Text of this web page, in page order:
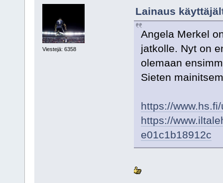
Viestejä: 6358
Lainaus
Angela Merkel
jatkolle. Nyt on
olemaan
Sieten
https://
https://
e01c1b18912c